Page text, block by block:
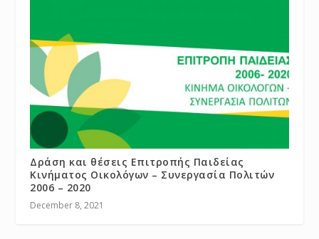
Δράση και θέσεις Επιτροπής Παιδείας
Κινήματος Οικολόγων – Συνεργασία Πολιτών
2006 – 2020
December 8, 2021